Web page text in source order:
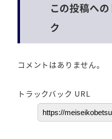
この投稿へ
ク
コメントはありません。
トラックバック URL